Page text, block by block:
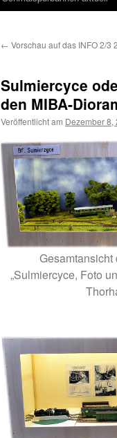
← Vorschau auf das INFO 2/3
Sulmiercyce
den MIBA-
Veröffentlicht am Dezember 8,
„Sulmiercyce, Foto